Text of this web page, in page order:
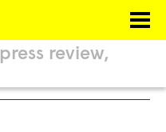
press review